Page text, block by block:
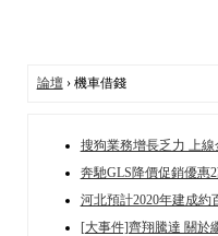
論壇› 機車借錢
搜狗業務增長乏力 上線
奔馳GLS降價促銷優惠
河北預計2020年建成
[大事件]齊翔騰達 關於